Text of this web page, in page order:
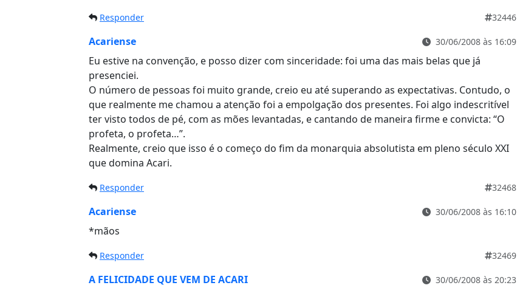
Responder 32446
Acariense 30/06/2008 às 16:09
Eu estive na convenção, e posso dizer com sinceridade: foi uma das mais belas que já
presenciei.
O número de pessoas foi muito grande, creio eu até superando as expectativas. Contudo, o
que realmente me chamou a atenção foi a empolgação dos presentes. Foi algo indescritível
ter visto todos de pé, com as mões levantadas, e cantando de maneira firme e convicta: “O
profeta, o profeta…”.
Realmente, creio que isso é o começo do fim da monarquia absolutista em pleno século XXI
que domina Acari.
Responder 32468
Acariense 30/06/2008 às 16:10
*mãos
Responder 32469
A FELICIDADE QUE VEM DE ACARI 30/06/2008 às 20:23